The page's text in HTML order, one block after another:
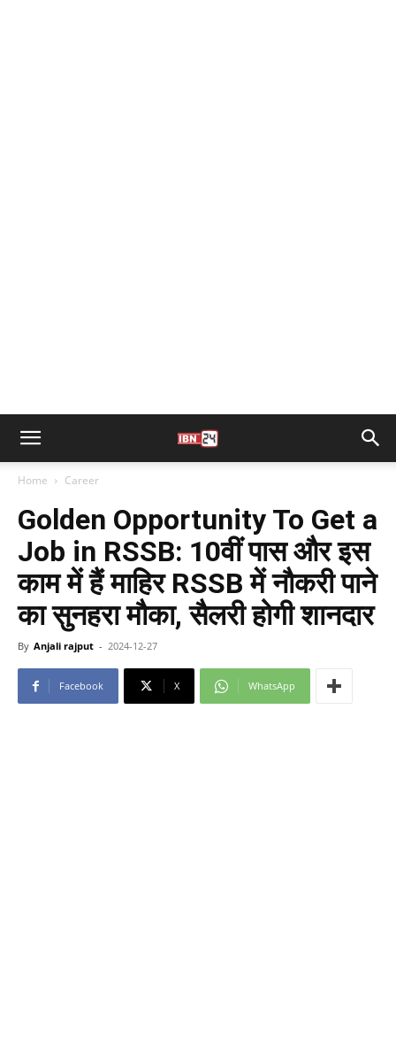
Home Career
Golden Opportunity To Get a
Job in RSSB: 10वीं पास और इस
काम में हैं माहिर RSSB में नौकरी पाने
का सुनहरा मौका, सैलरी होगी शानदार
By Anjali rajput - 2024-12-27
Facebook X WhatsApp